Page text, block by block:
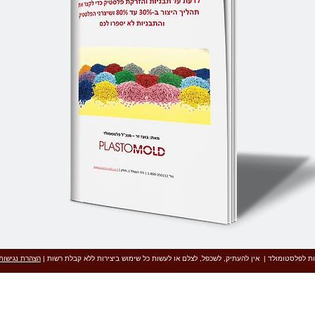
לפלסטומולד | אין להעתיק, לשכפל, לצלם או לעשות כל שימוש ביצירות ללא קבלת רשות | הצהרת